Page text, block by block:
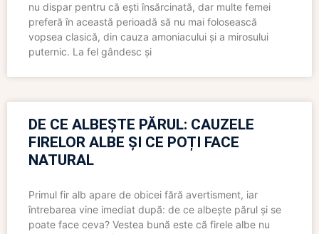
nu dispar pentru că ești însărcinată, dar multe femei
preferă în această perioadă să nu mai folosească
vopsea clasică, din cauza amoniacului și a mirosului
puternic. La fel gândesc și
DE CE ALBEȘTE PĂRUL: CAUZELE
FIRELOR ALBE ȘI CE POȚI FACE
NATURAL
Primul fir alb apare de obicei fără avertisment, iar
întrebarea vine imediat după: de ce albește părul și se
poate face ceva? Vestea bună este că firele albe nu